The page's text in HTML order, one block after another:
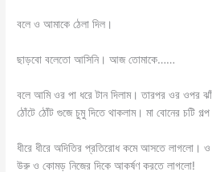
বলে ও আমাকে ঠেলা দিল।
ছাড়বো বলেতো আসিনি। আজ তোমাকে……
বলে আমি ওর পা ধরে টান দিলাম। তারপর ওর ওপর
ঠোঁটে ঠোঁট গুজে চুমু দিতে থাকলাম। মা বোনের চটি গল্প
ধীরে ধীরে অদিতির প্রতিরোধ কমে আসতে লাগলো।
উরু ও কোমড় নিজের দিকে আকর্ষণ করতে লাগলো!